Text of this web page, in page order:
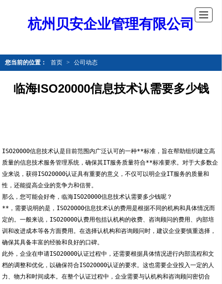
杭州贝安企业管理有限公司
您当前的位置： 首页 > 公司动态
临海ISO20000信息技术认需要多少钱
ISO20000信息技术认是目前范围内广泛认可的一种**标准，旨在帮助组织建立高
质量的信息技术服务管理系统，确保其IT服务质量符合**标准要求。对于大多数企
业来说，获得ISO20000认证具有重要的意义，不仅可以明企业IT服务的质量和
性，还能提高企业的竞争力和信誉。
那么，您可能会好奇，临海ISO20000信息技术认需要多少钱呢？
**，需要说明的是，ISO20000信息技术认的费用是根据不同的机构和具体情况而
定的。一般来说，ISO20000认费用包括认机构的收费、咨询顾问的费用、内部培
训和改进成本等各方面费用。在选择认机构和咨询顾问时，建议企业要慎重选择，
确保其具备丰富的经验和良好的口碑。
此外，企业在申请ISO20000认证过程中，还需要根据具体情况进行内部流程和文
档的调整和优化，以确保符合ISO20000认证的要求。这也需要企业投入一定的人
力、物力和时间成本。在整个认证过程中，企业需要与认机构和咨询顾问密切合